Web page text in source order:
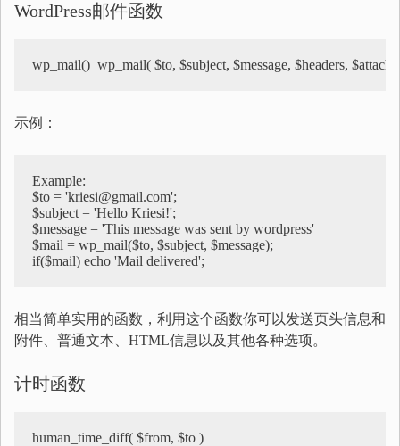
WordPress邮件函数
wp_mail()  wp_mail( $to, $subject, $message, $headers,
示例：
Example:
$to = 'kriesi@gmail.com';
$subject = 'Hello Kriesi!';
$message = 'This message was sent by wordpress'
$mail = wp_mail($to, $subject, $message);
if($mail) echo 'Mail delivered';
相当简单实用的函数，利用这个函数你可以发送页头信息和
附件、普通文本、HTML信息以及其他各种选项。
计时函数
human_time_diff( $from, $to )